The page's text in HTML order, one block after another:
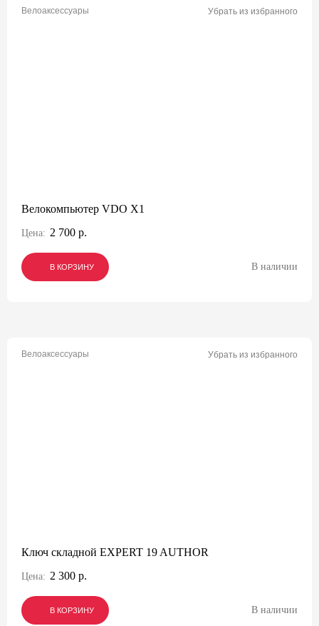
Велоаксессуары Убрать из избранного
Велокомпьютер VDO X1
Цена: 2 700 р.
В КОРЗИНУ
В КОРЗИНУ
В КОРЗИНУ В наличии
Велоаксессуары Убрать из избранного
Ключ складной EXPERT 19 AUTHOR
Цена: 2 300 р.
В КОРЗИНУ
В КОРЗИНУ
В КОРЗИНУ В наличии